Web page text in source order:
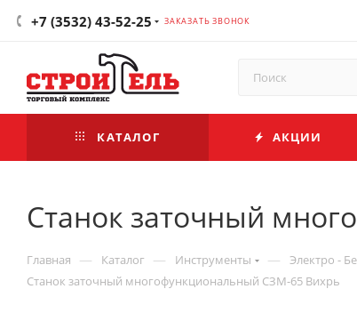
+7 (3532) 43-52-25 ЗАКАЗАТЬ ЗВОНОК
КАТАЛОГ АКЦИИ
Станок заточный
Главная — Каталог — Инструменты — Электро -
Станок заточный многофункциональный СЗМ-65 Вихрь